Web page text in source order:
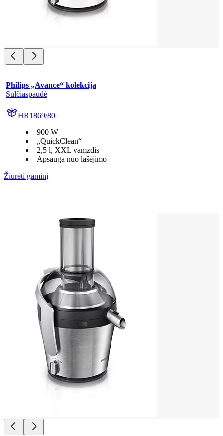
Philips „Avance“ kolekcija
Sulčiaspaudė
HR1869/80
900 W
„QuickClean“
2,5 l, XXL vamzdis
Apsauga nuo lašėjimo
Žiūrėti gaminį